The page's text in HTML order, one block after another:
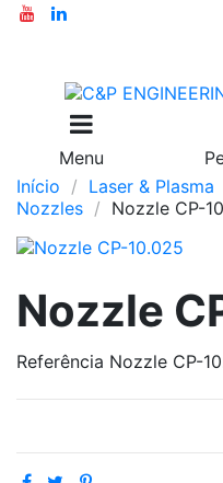
Menu
Início
Laser & Plasma
Nozzles
Nozzle CP-
Nozzle
Referência Nozzle CP-